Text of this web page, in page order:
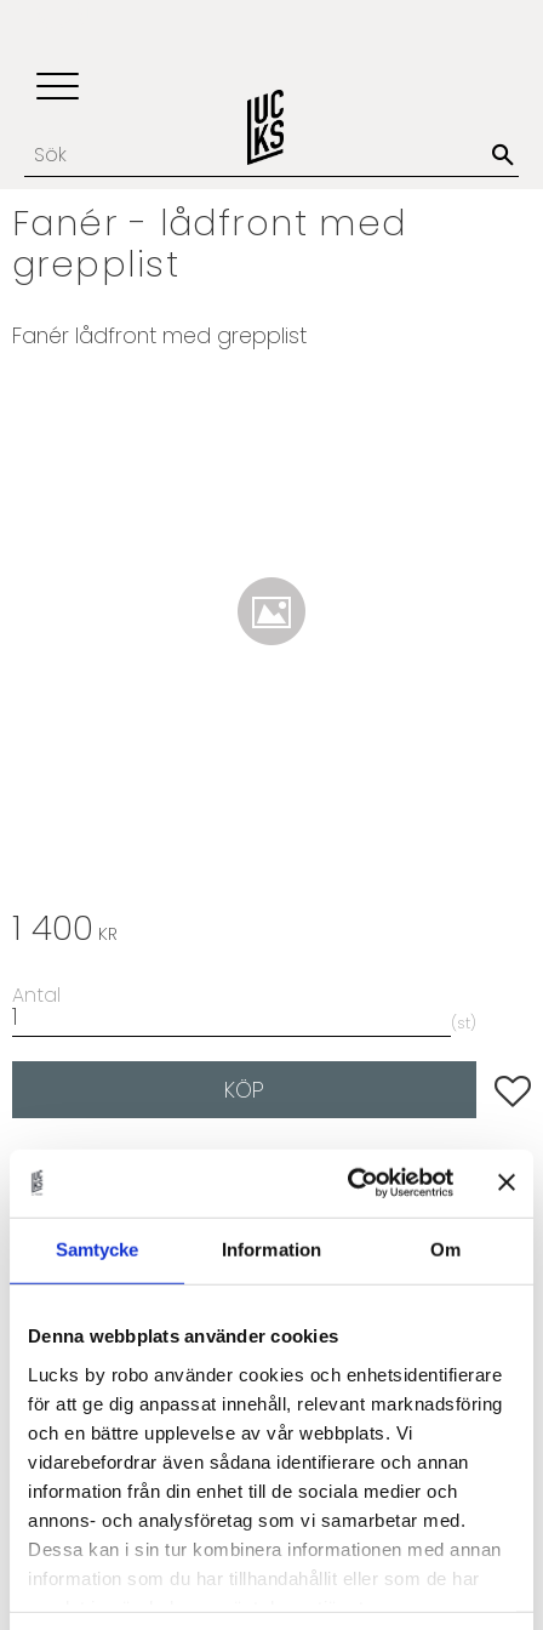
Samtycke Information Om
Denna webbplats använder cookies
Lucks by robo använder cookies och enhetsidentifierare
för att ge dig anpassat innehåll, relevant marknadsföring
och en bättre upplevelse av vår webbplats. Vi
vidarebefordrar även sådana identifierare och annan
information från din enhet till de sociala medier och
annons- och analysföretag som vi samarbetar med.
Dessa kan i sin tur kombinera informationen med annan
information som du har tillhandahållit eller som de har
Fanér - lådfront med
grepplist
Fanér lådfront med grepplist
1 400 KR
Antal
st
KÖP
Lagerstatus
Beställningsvara.Leveranstid 6-
9 veckor
Fanér fronter som passar till IKEAs Maximera lådor i
Val av faner
Du kan välja i mellan:
- White Ash
- Soaped Oak
- True Oak
- Tanned Oak
- True Elm